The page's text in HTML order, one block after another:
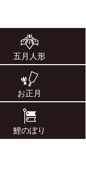
五月人形
お正月
鯉のぼり